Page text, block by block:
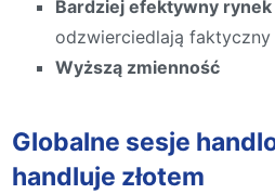
Bardziej efektywny rynek
odzwierciedlają faktyczny
Wyższą zmienność
Globalne sesje
handluje złotem